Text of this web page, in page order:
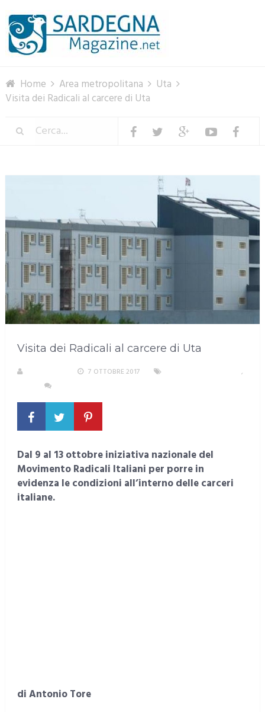
Home Area metropolitana
Uta
Visita dei Radicali al carcere di Uta
Visita dei Radicali al carcere di Uta
7 OTTOBRE 2017
,
Dal 9 al 13 ottobre iniziativa nazionale del
Movimento Radicali Italiani per porre in
evidenza le condizioni all’interno delle carceri
italiane.
di Antonio Tore